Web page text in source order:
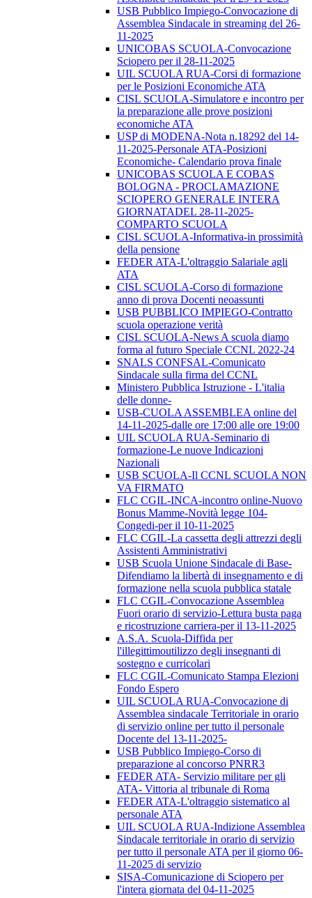
USB Pubblico Impiego-Convocazione di
Assemblea Sindacale in streaming del 26-
11-2025
UNICOBAS SCUOLA-Convocazione
Sciopero per il 28-11-2025
UIL SCUOLA RUA-Corsi di formazione
per le Posizioni Economiche ATA
CISL SCUOLA-Simulatore e incontro per
la preparazione alle prove posizioni
economiche ATA
USP di MODENA-Nota n.18292 del 14-
11-2025-Personale ATA-Posizioni
Economiche- Calendario prova finale
UNICOBAS SCUOLA E COBAS
BOLOGNA - PROCLAMAZIONE
SCIOPERO GENERALE INTERA
GIORNATADEL 28-11-2025-
COMPARTO SCUOLA
CISL SCUOLA-Informativa-in prossimità
della pensione
FEDER ATA-L'oltraggio Salariale agli
ATA
CISL SCUOLA-Corso di formazione
anno di prova Docenti neoassunti
USB PUBBLICO IMPIEGO-Contratto
scuola operazione verità
CISL SCUOLA-News A scuola diamo
forma al futuro Speciale CCNL 2022-24
SNALS CONFSAL-Comunicato
Sindacale sulla firma del CCNL
Ministero Pubblica Istruzione - L'italia
delle donne-
USB-CUOLA ASSEMBLEA online del
14-11-2025-dalle ore 17:00 alle ore 19:00
UIL SCUOLA RUA-Seminario di
formazione-Le nuove Indicazioni
Nazionali
USB SCUOLA-Il CCNL SCUOLA NON
VA FIRMATO
FLC CGIL-INCA-incontro online-Nuovo
Bonus Mamme-Novità legge 104-
Congedi-per il 10-11-2025
FLC CGIL-La cassetta degli attrezzi degli
Assistenti Amministrativi
USB Scuola Unione Sindacale di Base-
Difendiamo la libertà di insegnamento e di
formazione nella scuola pubblica statale
FLC CGIL-Convocazione Assemblea
Fuori orario di servizio-Lettura busta paga
e ricostruzione carriera-per il 13-11-2025
A.S.A. Scuola-Diffida per
l'illegittimoutilizzo degli insegnanti di
sostegno e curricolari
FLC CGIL-Comunicato Stampa Elezioni
Fondo Espero
UIL SCUOLA RUA-Convocazione di
Assemblea sindacale Territoriale in orario
di servizio online per tutto il personale
Docente del 13-11-2025-
USB Pubblico Impiego-Corso di
preparazione al concorso PNRR3
FEDER ATA- Servizio militare per gli
ATA- Vittoria al tribunale di Roma
FEDER ATA-L'oltraggio sistematico al
personale ATA
UIL SCUOLA RUA-Indizione Assemblea
Sindacale territoriale in orario di servizio
per tutto il personale ATA per il giorno 06-
11-2025 di servizio
SISA-Comunicazione di Sciopero per
l'intera giornata del 04-11-2025